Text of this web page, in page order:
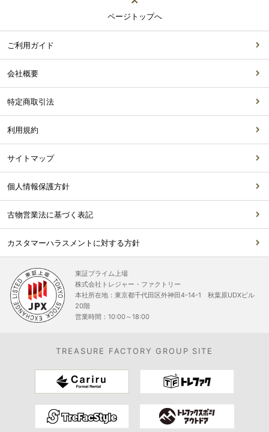
ページトップへ
ご利用ガイド
会社概要
特定商取引法
利用規約
サイトマップ
個人情報保護方針
古物営業法に基づく表記
カスタマーハラスメントに対する方針
東証プライム上場
株式会社トレジャー・ファクトリー
本社所在地：東京都千代田区外神田4-14-1 秋葉原UDXビル
20階
営業時間：10:00～18:00
TREASURE FACTORY GROUP SITE